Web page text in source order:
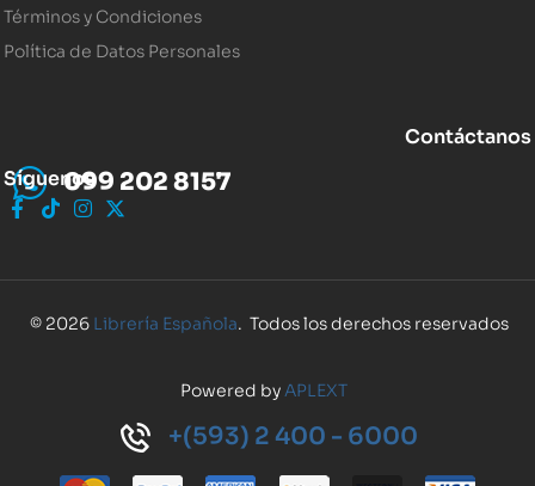
Términos y Condiciones
Política de Datos Personales
Contáctanos
099 202 8157
Síguenos
© 2026 Librería Española. Todos los derechos reservados
Powered byAPLEXT
+(593) 2 400 - 6000